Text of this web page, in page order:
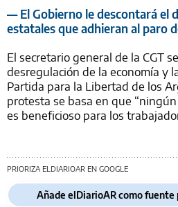
— El Gobierno le descontará el
estatales que adhieran al paro
El secretario general de la CGT
desregulación de la economía y
Partida para la Libertad de los
protesta se basa en que
es beneficioso para los
PRIORIZA ELDIARIOAR EN GOOGLE
Añade elDiarioAR como fuente